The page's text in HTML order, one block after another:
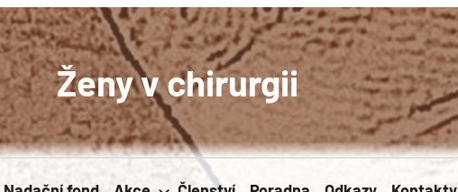
Ženy v chirurgii